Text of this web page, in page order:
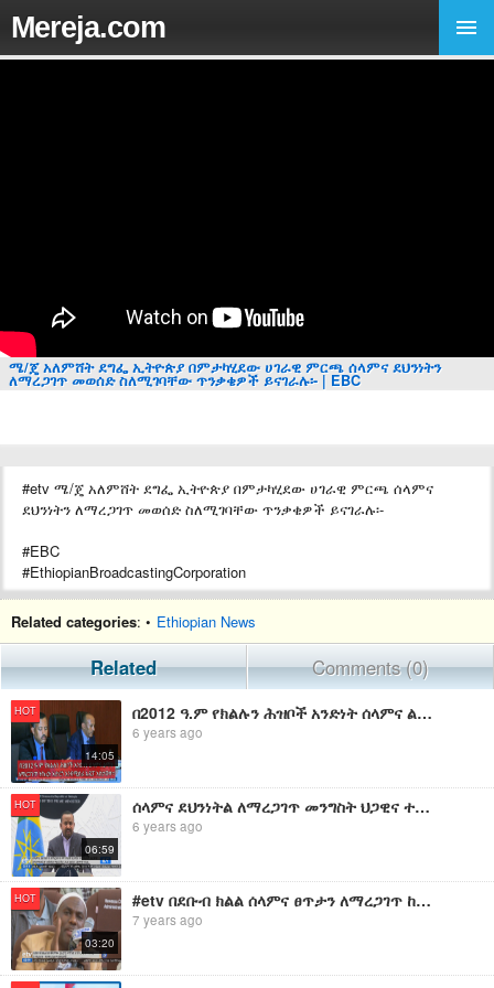
Mereja.com
ሜ/ጄ አለምሸት ደግፌ ኢትዮጵያ በምታካሂደው ሀገራዊ ምርጫ ሰላምና ደህንነትን
ለማረጋገጥ መወሰድ ስለሚገባቸው ጥንቃቄዎች ይናገራሉ፡- | EBC
#etv ሜ/ጄ አለምሸት ደግፌ ኢትዮጵያ በምታካሂደው ሀገራዊ ምርጫ ሰላምና
ደህንነትን ለማረጋገጥ መወሰድ ስለሚገባቸው ጥንቃቄዎች ይናገራሉ፡-
#EBC
#EthiopianBroadcastingCorporation
Related categories: • Ethiopian News
Related Comments (0)
HOT
14:05
በ2012 ዓ.ም የክልሉን ሕዝቦች አንድነት ሰላምና ልማት ለማረጋገጥ ትኩረት አድርጎ እንደሚሰራ አዴፓ አስታወቀ።
6 years ago
HOT
06:59
ሰላምና ደህንነትል ለማረጋገጥ መንግስት ህጋዊና ተመጣጣኝ እርምጃ እንደሚወሰድ ጠቅላይ ሚኒስትር ዶክተር ዐቢይ አህመድ ገለጹ፡፡
6 years ago
HOT
03:20
#etv በደቡብ ክልል ሰላምና ፀጥታን ለማረጋገጥ ከተቋቋመው ጊዜያዊ ኮማንድ ፖስት ጋር በትብብር እንደሚሰሩ የሀዋሳ ከተማ ነዋሪዎች ተናገሩ።
7 years ago